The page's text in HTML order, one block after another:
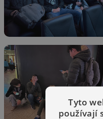
Tyto
používají